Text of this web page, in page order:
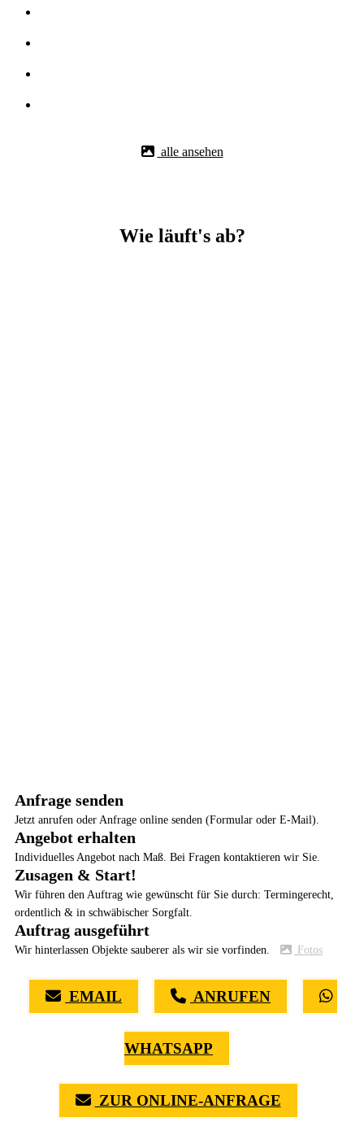
alle ansehen
Wie läuft's ab?
Anfrage senden
Jetzt anrufen oder Anfrage online senden (Formular oder E-Mail).
Angebot erhalten
Individuelles Angebot nach Maß. Bei Fragen kontaktieren wir Sie.
Zusagen & Start!
Wir führen den Auftrag wie gewünscht für Sie durch: Termingerecht,
ordentlich & in schwäbischer Sorgfalt.
Auftrag ausgeführt
Wir hinterlassen Objekte sauberer als wir sie vorfinden. Fotos
EMAIL ANRUFEN
WHATSAPP
ZUR ONLINE-ANFRAGE